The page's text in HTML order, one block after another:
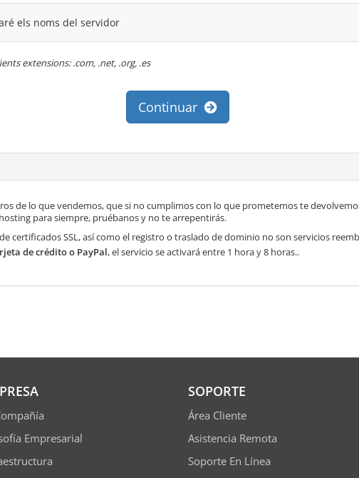
els noms del servidor
extensions: .com, .net, .org, .es
Continuar
de lo que vendemos, que si no cumplimos con lo que prometemos te
para siempre, pruébanos y no te arrepentirás.
certificados SSL, así como el registro o traslado de dominio no son servicios
de crédito o PayPal, el servicio se activará entre 1 hora y 8 horas..
Empresarial
SOPORTE
Área Cliente
Asistencia Remota
Soporte En Línea